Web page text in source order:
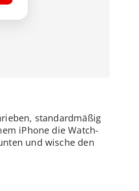
standardmäßig
iPhone die Watch-
und wische den